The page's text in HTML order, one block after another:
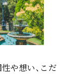
や想い、こだ